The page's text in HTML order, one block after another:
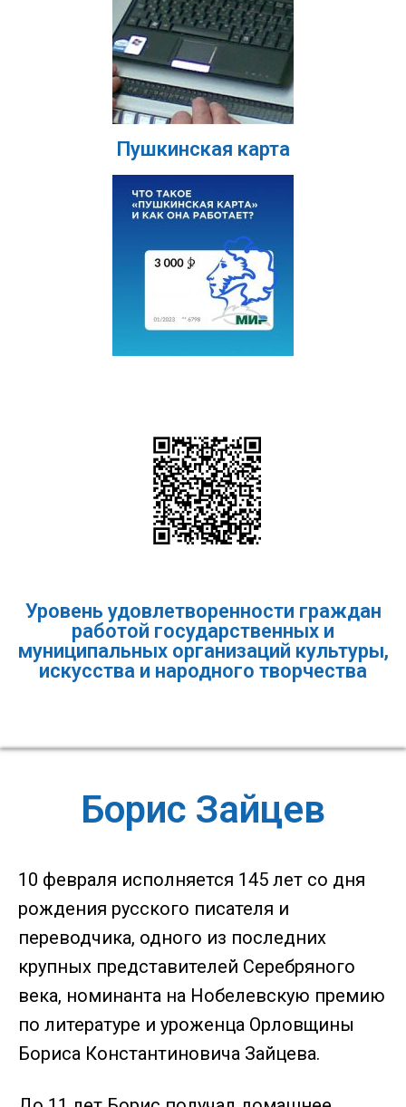
Пушкинская карта
Уровень удовлетворенности граждан
работой государственных и
муниципальных организаций культуры,
искусства и народного творчества
Борис Зайцев
10 февраля исполняется 145 лет со дня
рождения русского писателя и
переводчика, одного из последних
крупных представителей Серебряного
века, номинанта на Нобелевскую премию
по литературе и уроженца Орловщины
Бориса Константиновича Зайцева.